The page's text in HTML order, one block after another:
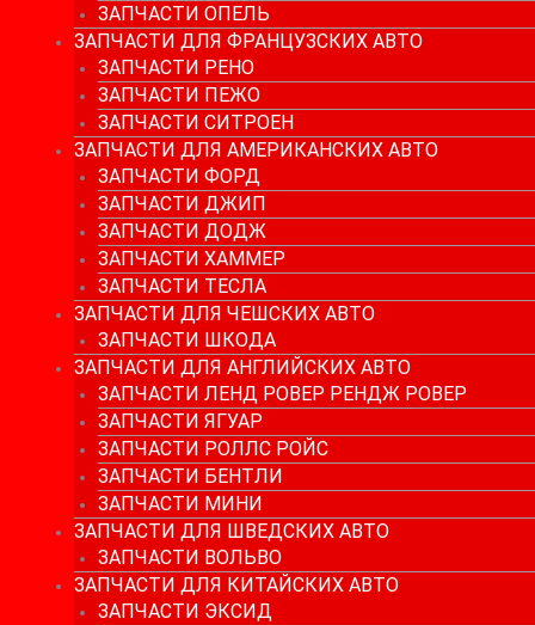
ЗАПЧАСТИ ОПЕЛЬ
ЗАПЧАСТИ ДЛЯ ФРАНЦУЗСКИХ АВТО
ЗАПЧАСТИ РЕНО
ЗАПЧАСТИ ПЕЖО
ЗАПЧАСТИ СИТРОЕН
ЗАПЧАСТИ ДЛЯ АМЕРИКАНСКИХ АВТО
ЗАПЧАСТИ ФОРД
ЗАПЧАСТИ ДЖИП
ЗАПЧАСТИ ДОДЖ
ЗАПЧАСТИ ХАММЕР
ЗАПЧАСТИ ТЕСЛА
ЗАПЧАСТИ ДЛЯ ЧЕШСКИХ АВТО
ЗАПЧАСТИ ШКОДА
ЗАПЧАСТИ ДЛЯ АНГЛИЙСКИХ АВТО
ЗАПЧАСТИ ЛЕНД РОВЕР РЕНДЖ РОВЕР
ЗАПЧАСТИ ЯГУАР
ЗАПЧАСТИ РОЛЛС РОЙС
ЗАПЧАСТИ БЕНТЛИ
ЗАПЧАСТИ МИНИ
ЗАПЧАСТИ ДЛЯ ШВЕДСКИХ АВТО
ЗАПЧАСТИ ВОЛЬВО
ЗАПЧАСТИ ДЛЯ КИТАЙСКИХ АВТО
ЗАПЧАСТИ ЭКСИД